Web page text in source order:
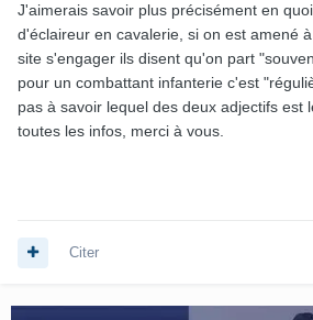
J'aimerais savoir plus précisément en
d'éclaireur en cavalerie, si on est amené
site s'engager ils disent qu'on part
pour un combattant infanterie c'est
pas à savoir lequel des deux adjectifs est
toutes les infos, merci à vous.
Citer